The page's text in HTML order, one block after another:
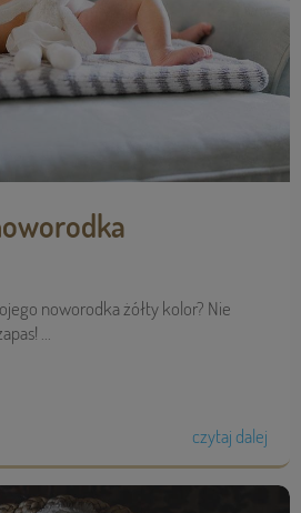
noworodka żółty kolor? Nie
...
czytaj dalej